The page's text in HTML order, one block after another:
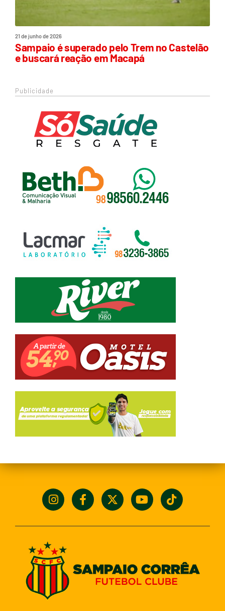
21 de junho de 2026
Sampaio é superado pelo Trem no Castelão
e buscará reação em Macapá
Publicidade